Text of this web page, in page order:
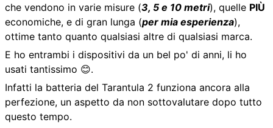
che vendono in varie misure (3, 5 e 10 metri), quelle PIÙ
economiche, e di gran lunga (per mia esperienza),
ottime tanto quanto qualsiasi altre di qualsiasi marca.
E ho entrambi i dispositivi da un bel po' di anni, li ho
usati tantissimo 😊.
Infatti la batteria del Tarantula 2 funziona ancora alla
perfezione, un aspetto da non sottovalutare dopo tutto
questo tempo.